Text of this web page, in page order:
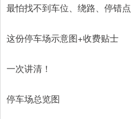
最怕找不到车位、绕路、停错点
这份停车场示意图+收费贴士
一次讲清！
停车场总览图